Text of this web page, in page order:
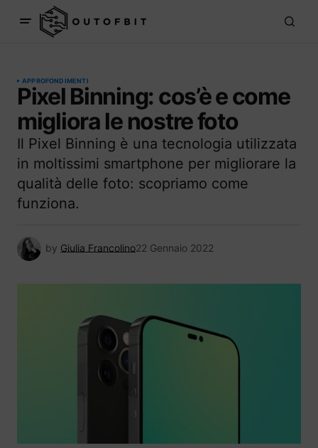
APPROFONDIMENTI
Pixel Binning: cos’è e come
migliora le nostre foto
Il Pixel Binning è una tecnologia utilizzata
in moltissimi smartphone per migliorare la
qualità delle foto: scopriamo come
funziona.
by Giulia Francolino22 Gennaio 2022